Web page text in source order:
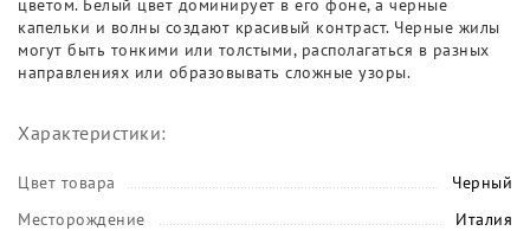
цветом. Белый цвет доминирует в его фоне, а черные
капельки и волны создают красивый контраст. Черные жилы
могут быть тонкими или толстыми, располагаться в разных
направлениях или образовывать сложные узоры.
Характеристики:
Цвет товара
Черный
Месторождение
Италия